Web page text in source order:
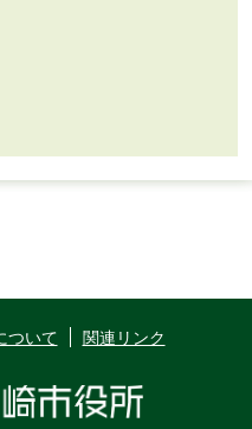
ついて 関連リンク